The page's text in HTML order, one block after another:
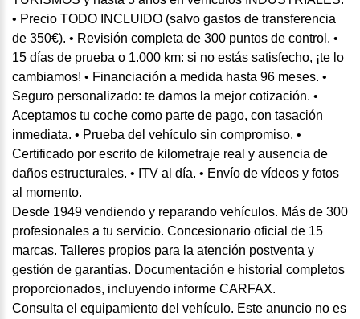
• Precio TODO INCLUIDO (salvo gastos de transferencia
de 350€). • Revisión completa de 300 puntos de control. •
15 días de prueba o 1.000 km: si no estás satisfecho, ¡te lo
cambiamos! • Financiación a medida hasta 96 meses. •
Seguro personalizado: te damos la mejor cotización. •
Aceptamos tu coche como parte de pago, con tasación
inmediata. • Prueba del vehículo sin compromiso. •
Certificado por escrito de kilometraje real y ausencia de
daños estructurales. • ITV al día. • Envío de vídeos y fotos
al momento.
Desde 1949 vendiendo y reparando vehículos. Más de 300
profesionales a tu servicio. Concesionario oficial de 15
marcas. Talleres propios para la atención postventa y
gestión de garantías. Documentación e historial completos
proporcionados, incluyendo informe CARFAX.
Consulta el equipamiento del vehículo. Este anuncio no es